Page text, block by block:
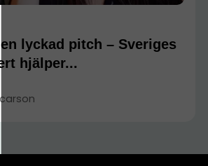
lyckad pitch – Sveriges
hjälper...